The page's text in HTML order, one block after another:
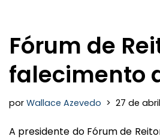
Fórum de
falecimento
por Wallace Azevedo 27 de
A presidente do Fórum de